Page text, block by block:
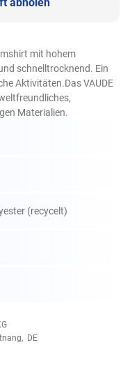
abholen
mit hohem
schnelltrocknend. Ein
Aktivitäten.Das VAUDE
Materialien.
(recycelt)
DE